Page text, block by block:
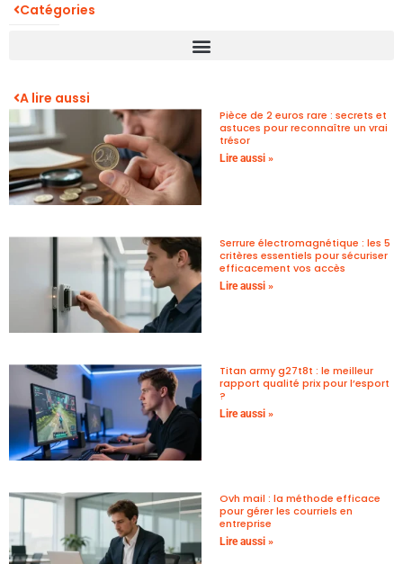
Catégories
A lire aussi
Pièce de 2 euros rare : secrets et
astuces pour reconnaître un vrai
trésor
Lire aussi »
Serrure électromagnétique : les 5
critères essentiels pour sécuriser
efficacement vos accès
Lire aussi »
Titan army g27t8t : le meilleur
rapport qualité prix pour l’esport
?
Lire aussi »
Ovh mail : la méthode efficace
pour gérer les courriels en
entreprise
Lire aussi »